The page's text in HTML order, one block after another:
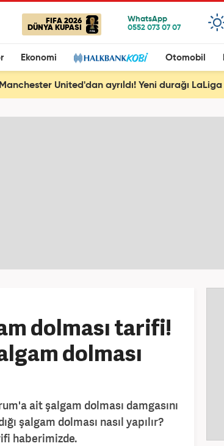
FIFA 2026
DÜNYA KUPASI
Ekonomi Otomobil
United'dan ayrıldı! Yeni durağı
dolması tarifi!
dolması
ait şalgam dolması damgasını
şalgam dolması nasıl yapılır?
haberimizde.